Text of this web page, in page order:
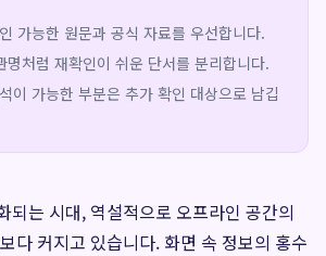
가능한 원문과 공식 자료를 우선합니다.
명처럼 재확인이 쉬운 단서를 분리합니다.
이 가능한 부분은 추가 확인 대상으로 남깁
되는 시대, 역설적으로 오프라인 공간의
다 커지고 있습니다. 화면 속 정보의 홍수